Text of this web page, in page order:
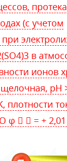
(с учетом
в
ионов
рН
плотности
φ   = +